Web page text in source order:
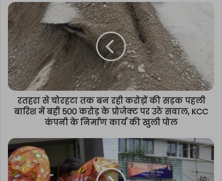
रतहरा से चोरहटा तक बन रही करोड़ों की सड़क पहली
बारिश में बही 500 करोड़ के प्रोजेक्ट पर उठे सवाल, KCC
कंपनी के निर्माण कार्य की खुली पोल